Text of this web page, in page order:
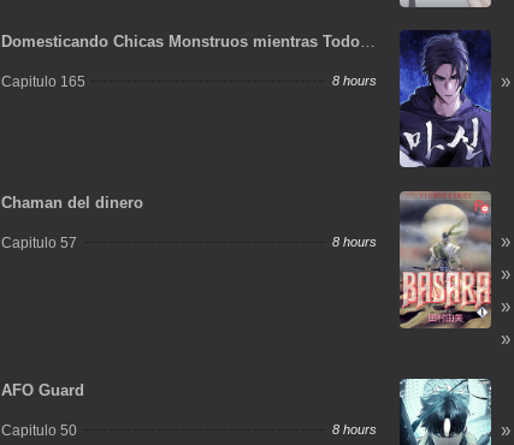
Domesticando Chicas Monstruos mientras Todos
Capitulo 165 8 hours
Chaman del dinero
Capitulo 57 8 hours
AFO Guard
Capitulo 50 8 hours